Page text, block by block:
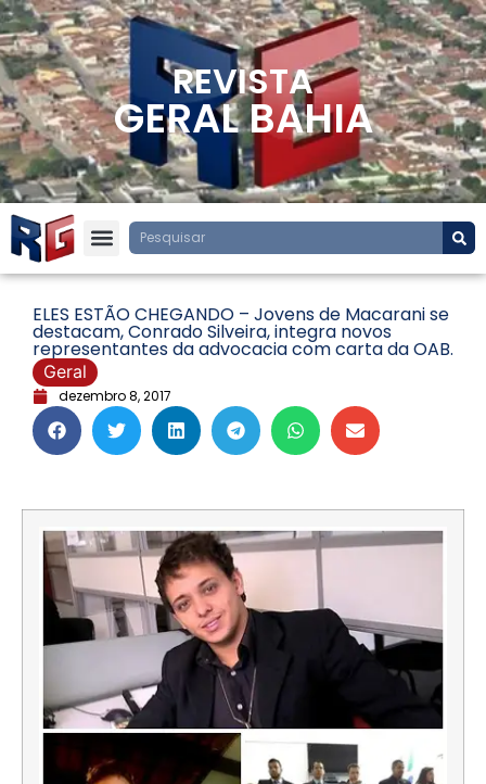
REVISTA
GERAL BAHIA
ELES ESTÃO CHEGANDO – Jovens de Macarani se
destacam, Conrado Silveira, integra novos
representantes da advocacia com carta da OAB.
Geral
dezembro 8, 2017